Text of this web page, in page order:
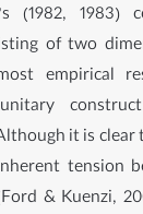
(1982, 1983)
of two
empirical
it is
tension
& Kuenzi,